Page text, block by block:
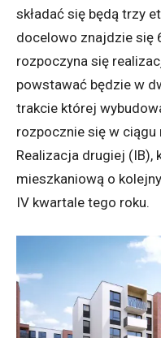
składać się będą trzy
docelowo znajdzie się
rozpoczyna się
powstawać będzie w
trakcie której
rozpocznie się w ciągu
Realizacja drugiej (IB),
mieszkaniową o
IV kwartale tego roku.